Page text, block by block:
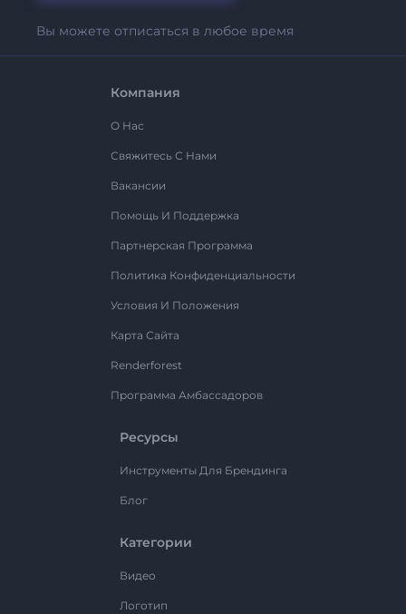
Вы можете отписаться в любое время
Компания
О Нас
Свяжитесь С Нами
Вакансии
Помощь И Поддержка
Партнерская Программа
Политика Конфиденциальности
Условия И Положения
Карта Сайта
Renderforest
Программа Амбассадоров
Ресурсы
Инструменты Для Брендинга
Блог
Категории
Видео
Логотип